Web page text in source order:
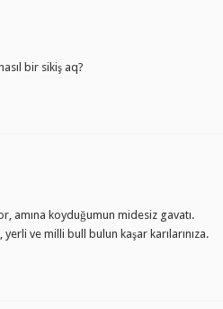
bir sikiş aq?
amına koyduğumun midesiz gavatı.
ve milli bull bulun kaşar karılarınıza.